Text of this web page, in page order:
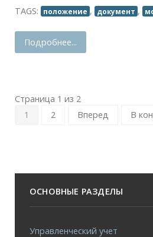
TAGS: положение , документ ,
Подробнее...
Страница 1 из 2
1
2 Вперед В
ОСНОВНЫЕ РАЗДЕЛЫ
Управленческий учет